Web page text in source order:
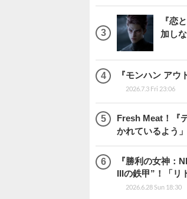
『恋
加し
『モンハン ア
2026.7.3 Fri 23:06
Fresh Meat！『
かれているよう」
『勝利の女神：
IIIの鉄甲”！「リ
2026.6.28 Sun 18:30